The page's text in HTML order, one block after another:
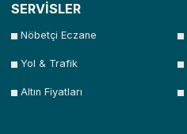
SERVİSLER
Nöbetçi Eczane
Yol & Trafik
Altın Fiyatları